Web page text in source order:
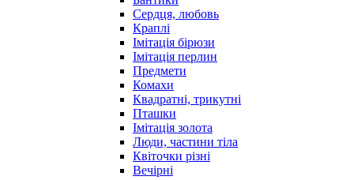
Сердця, любовь
Краплі
Імітація бірюзи
Імітація перлин
Предмети
Комахи
Квадратні, трикутні
Пташки
Імітація золота
Люди, частини тіла
Квіточки різні
Вечірні